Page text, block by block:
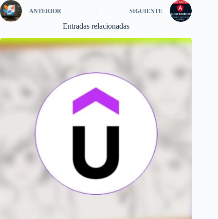
ANTERIOR SIGUIENTE
Entradas relacionadas